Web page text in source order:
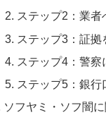
ステップ2：業者
ステップ3：証拠
ステップ4：警察
ステップ5：銀
ソフヤミ・ソフ闇